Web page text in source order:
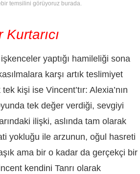
temsilini görüyoruz burada.
yaptığı hamileliği sona
karşı artık teslimiyet
kişi ise Vincent’tır: Alexia’nın
tek değer verdiği, sevgiyi
ilişki, aslında tam olarak
yokluğu ile arzunun, oğul hasreti
ama bir o kadar da gerçekçi bir
kendini Tanrı olarak